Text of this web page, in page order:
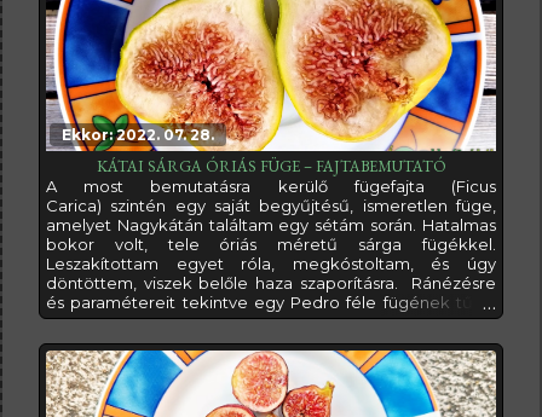
Ekkor: 2022. 07. 28.
KÁTAI SÁRGA ÓRIÁS FÜGE – FAJTABEMUTATÓ
A most bemutatásra kerülő fügefajta (Ficus
Carica) szintén egy saját begyűjtésű, ismeretlen füge,
amelyet Nagykátán találtam egy sétám során. Hatalmas
bokor volt, tele óriás méretű sárga fügékkel.
Leszakítottam egyet róla, megkóstoltam, és úgy
döntöttem, viszek belőle haza szaporításra. Ránézésre
és paramétereit tekintve egy Pedro féle fügének tűnik
azzal az apró különbséggel, hogy a Pedro fügék teljesen
sárgák, míg ez, az általam Kátai sárga óriásnak
elnevezett füge a hasa felé sárgából átmegy
világosbarna színezetűbe.Amit erről a fügéről el tudok